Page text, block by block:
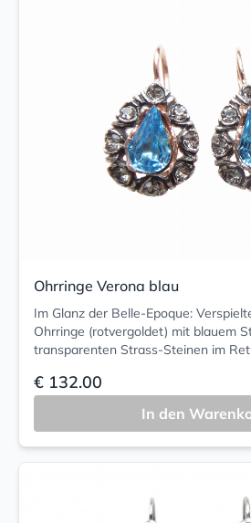
Ohrringe Verona blau
Im Glanz der Belle-Epoque:
Ohrringe (rotvergoldet) mit blauem
transparenten Strass-Steinen im
€ 132.00
In den